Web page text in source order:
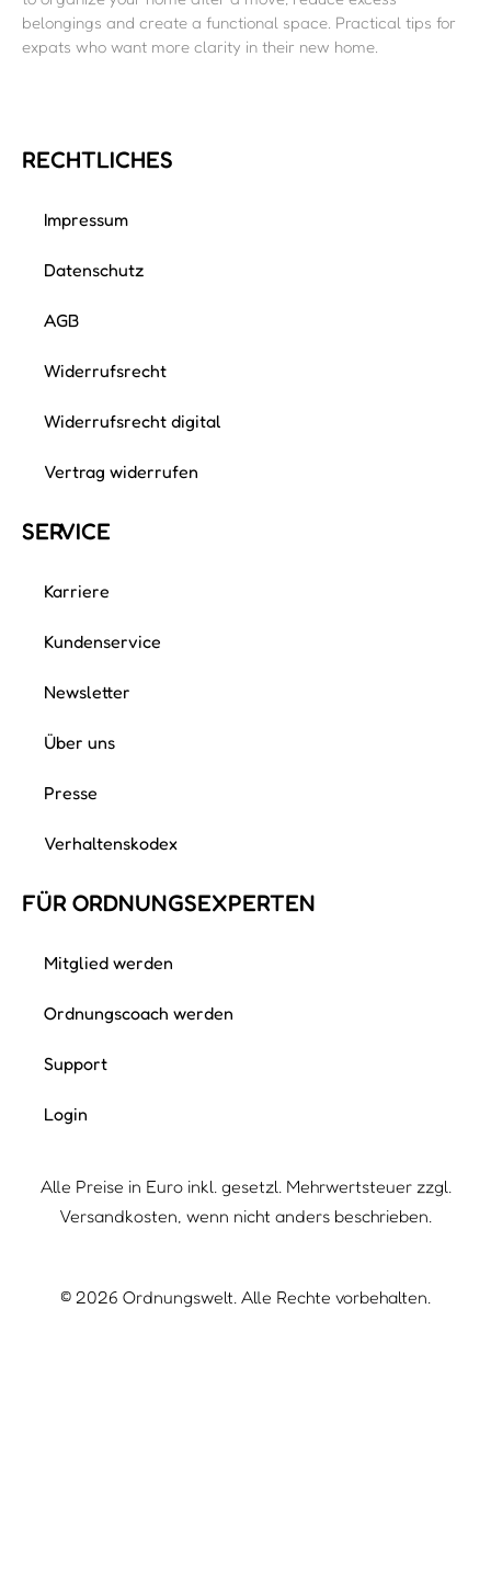
belongings and create a functional space. Practical tips for
expats who want more clarity in their new home.
RECHTLICHES
Impressum
Datenschutz
AGB
Widerrufsrecht
Widerrufsrecht digital
Vertrag widerrufen
SERVICE
Karriere
Kundenservice
Newsletter
Über uns
Presse
Verhaltenskodex
FÜR ORDNUNGS­EXPERTEN
Mitglied werden
Ordnungscoach werden
Support
Login
Alle Preise in Euro inkl. gesetzl. Mehrwertsteuer zzgl.
Versandkosten, wenn nicht anders beschrieben.
© 2026 Ordnungswelt. Alle Rechte vorbehalten.